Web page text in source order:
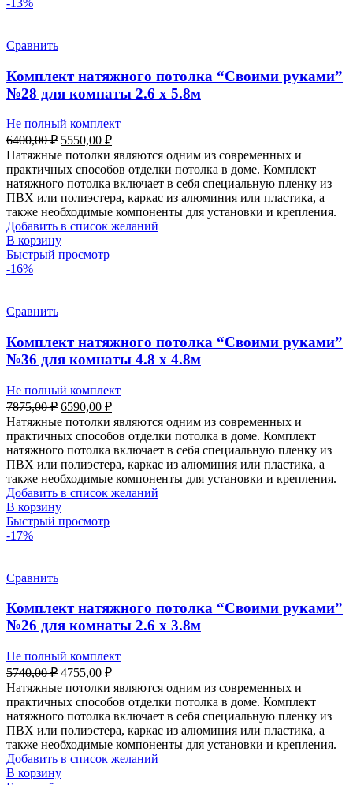
Сравнить
Комплект натяжного потолка “Своими руками”
№28 для комнаты 2.6 х 5.8м
Не полный комплект
6400,00₽ Первоначальная
цена
составляла
6400,00 ₽.
5550,00 ₽Текущая
цена:
5550,00 ₽.
Натяжные потолки являются одним из современных и
практичных способов отделки потолка в доме. Комплект
натяжного потолка включает в себя специальную пленку из
ПВХ или полиэстера, каркас из алюминия или пластика, а
также необходимые компоненты для установки и крепления.
Добавить в список желаний
В корзину
Быстрый просмотр
-16%
Сравнить
Комплект натяжного потолка “Своими руками”
№36 для комнаты 4.8 х 4.8м
Не полный комплект
7875,00₽ Первоначальная
цена
составляла
7875,00 ₽.
6590,00 ₽Текущая
цена:
6590,00 ₽.
Натяжные потолки являются одним из современных и
практичных способов отделки потолка в доме. Комплект
натяжного потолка включает в себя специальную пленку из
ПВХ или полиэстера, каркас из алюминия или пластика, а
также необходимые компоненты для установки и крепления.
Добавить в список желаний
В корзину
Быстрый просмотр
-17%
Сравнить
Комплект натяжного потолка “Своими руками”
№26 для комнаты 2.6 х 3.8м
Не полный комплект
5740,00₽ Первоначальная
цена
составляла
5740,00 ₽.
4755,00 ₽Текущая
цена:
4755,00 ₽.
Натяжные потолки являются одним из современных и
практичных способов отделки потолка в доме. Комплект
натяжного потолка включает в себя специальную пленку из
ПВХ или полиэстера, каркас из алюминия или пластика, а
также необходимые компоненты для установки и крепления.
Добавить в список желаний
В корзину